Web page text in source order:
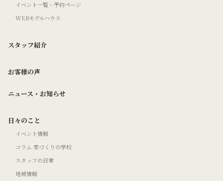
イベント一覧・予約ページ
WEBモデルハウス
スタッフ紹介
お客様の声
ニュース・お知らせ
日々のこと
イベント情報
コラム 家づくりの学校
スタッフの日常
地域情報